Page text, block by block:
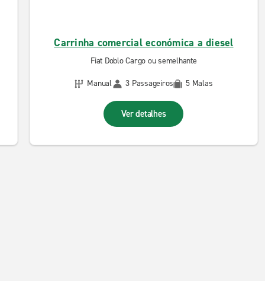
Carrinha comercial económica a diesel
Fiat Doblo Cargo ou semelhante
Manual
3 Passageiros 5 Malas
Ver detalhes